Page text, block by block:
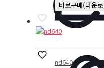
바로구매(다운
nd640